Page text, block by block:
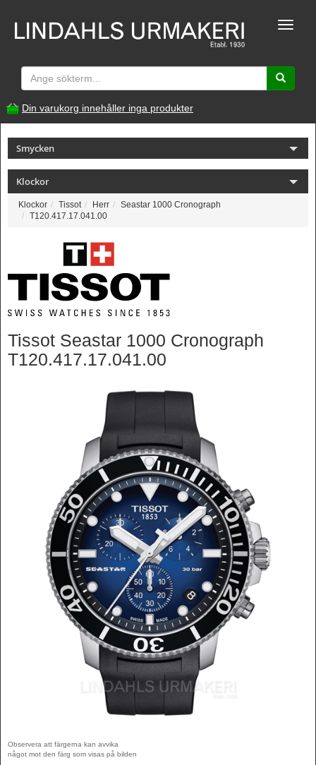
Toggle
Din varukorg innehåller inga produkter
Smycken
Klockor
Klockor Tissot Herr
Seastar 1000 Cronograph
T120.417.17.041.00
Tissot Seastar 1000 Cronograph
T120.417.17.041.00
Observera att färgerna kan avvika
något mot den färg som visas på bilden